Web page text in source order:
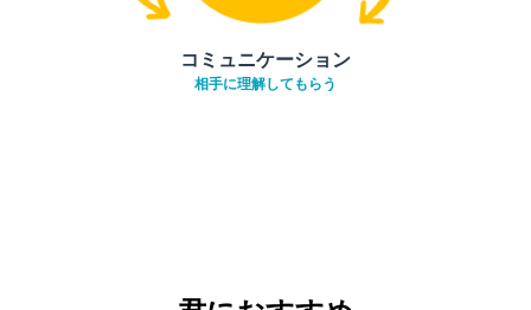
コミュニケーション
相手に理解してもらう